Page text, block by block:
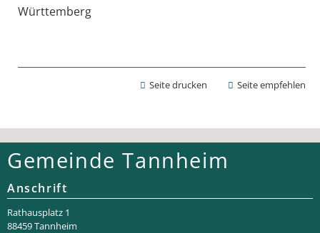
Württemberg
Seite drucken Seite empfehlen
Gemeinde Tannheim
Anschrift
Rathaus­platz 1
88459 Tannheim